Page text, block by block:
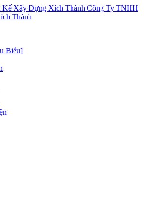
Xây Dựng Xích Thành Công Ty TNHH
Thành
Biểu]